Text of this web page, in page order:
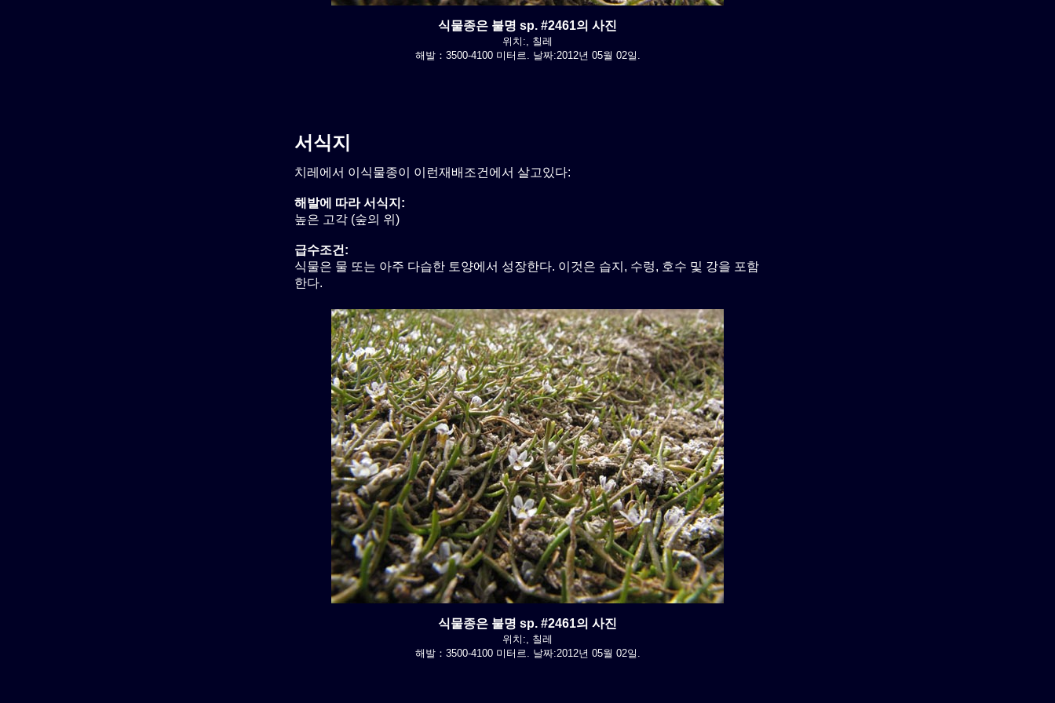
식물종은 불명 sp. #2461의 사진
위치:, 칠레
해발：3500-4100 미터르. 날짜:2012년 05월 02일.
서식지
치레에서 이식물종이 이런재배조건에서 살고있다:
해발에 따라 서식지:
높은 고각 (숲의 위)
급수조건:
식물은 물 또는 아주 다습한 토양에서 성장한다. 이것은 습지, 수렁, 호수 및 강을 포함
한다.
식물종은 불명 sp. #2461의 사진
위치:, 칠레
해발：3500-4100 미터르. 날짜:2012년 05월 02일.